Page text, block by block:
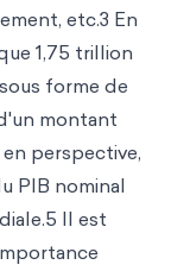
etc.3 En
1,75 trillion
forme de
montant
perspective,
PIB nominal
Il est